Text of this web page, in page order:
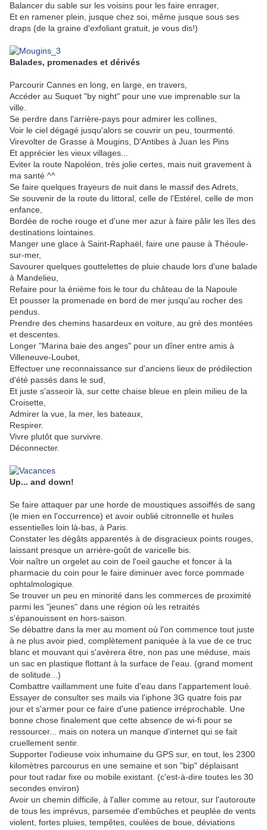
Balancer du sable sur les voisins pour les faire enrager,
Et en ramener plein, jusque chez soi, même jusque sous ses
draps (de la graine d'exfoliant gratuit, je vous dis!)
Balades, promenades et dérivés
Parcourir Cannes en long, en large, en travers,
Accéder au Suquet "by night" pour une vue imprenable sur la
ville.
Se perdre dans l'arrière-pays pour admirer les collines,
Voir le ciel dégagé jusqu'alors se couvrir un peu, tourmenté.
Virevolter de Grasse à Mougins, D'Antibes à Juan les Pins
Et apprécier les vieux villages...
Eviter la route Napoléon, très jolie certes, mais nuit gravement à
ma santé ^^
Se faire quelques frayeurs de nuit dans le massif des Adrets,
Se souvenir de la route du littoral, celle de l'Estérel, celle de mon
enfance,
Bordée de roche rouge et d'une mer azur à faire pâlir les îles des
destinations lointaines.
Manger une glace à Saint-Raphaël, faire une pause à Théoule-
sur-mer,
Savourer quelques gouttelettes de pluie chaude lors d'une balade
à Mandelieu,
Refaire pour la énième fois le tour du château de la Napoule
Et pousser la promenade en bord de mer jusqu'au rocher des
pendus.
Prendre des chemins hasardeux en voiture, au gré des montées
et descentes.
Longer "Marina baie des anges" pour un dîner entre amis à
Villeneuve-Loubet,
Effectuer une reconnaissance sur d'anciens lieux de prédilection
d'été passés dans le sud,
Et juste s'asseoir là, sur cette chaise bleue en plein milieu de la
Croisette,
Admirer la vue, la mer, les bateaux,
Respirer.
Vivre plutôt que survivre.
Déconnecter.
Up... and down!
Se faire attaquer par une horde de moustiques assoiffés de sang
(le mien en l'occurrence) et avoir oublié citronnelle et huiles
essentielles loin là-bas, à Paris.
Constater les dégâts apparentés à de disgracieux points rouges,
laissant presque un arrière-goût de varicelle bis.
Voir naître un orgelet au coin de l'oeil gauche et foncer à la
pharmacie du coin pour le faire diminuer avec force pommade
ophtalmologique.
Se trouver un peu en minorité dans les commerces de proximité
parmi les "jeunes" dans une région où les retraités
s'épanouissent en hors-saison.
Se débattre dans la mer au moment où l'on commence tout juste
à ne plus avoir pied, complètement paniquée à la vue de ce truc
blanc et mouvant qui s'avèrera être, non pas une méduse, mais
un sac en plastique flottant à la surface de l'eau. (grand moment
de solitude...)
Combattre vaillamment une fuite d'eau dans l'appartement loué.
Essayer de consulter ses mails via l'iphone 3G quatre fois par
jour et s'armer pour ce faire d'une patience irréprochable. Une
bonne chose finalement que cette absence de wi-fi pour se
ressourcer... mais on notera un manque d'internet qui se fait
cruellement sentir.
Supporter l'odieuse voix inhumaine du GPS sur, en tout, les 2300
kilomètres parcourus en une semaine et son "bip" déplaisant
pour tout radar fixe ou mobile existant. (c'est-à-dire toutes les 30
secondes environ)
Avoir un chemin difficile, à l'aller comme au retour, sur l'autoroute
de tous les imprévus, parsemée d'embûches et peuplée de vents
violent, fortes pluies, tempêtes, coulées de boue, déviations